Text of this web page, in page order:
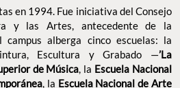
en 1994. Fue iniciativa del Consejo
y las Artes, antecedente de la
alberga cinco escuelas: la
Escultura y Grabado —’La
de Música, la Escuela Nacional
, la Escuela Nacional de Arte